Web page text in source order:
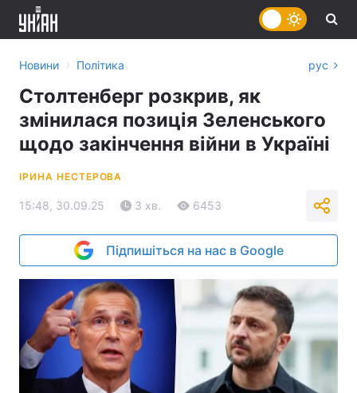
Новини › Політика рус
Столтенберг розкрив, як
змінилася позиція Зеленського
щодо закінчення війни в Україні
ІРИНА НЕСТЕРОВА
15:48, 30.09.25 3 хв. 6453
Підпишіться на нас в Google